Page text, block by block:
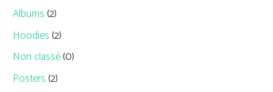
Albums (2)
Hoodies (2)
Non classé(0)
Posters (2)